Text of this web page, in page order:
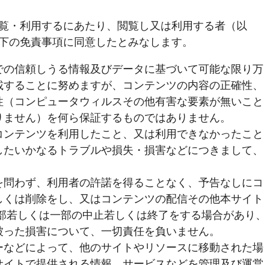
・利用するにあたり、閲覧し又は利用する者（以
の免責事項に同意したとみなします。
信頼しうる情報及びデータに基づいて可能な限り万
ることに努めますが、コンテンツの内容の正確性、
コンピュータウィルスその他有害な要素が無いこと
せん）を何ら保証するものではありません。
テンツを利用したこと、又は利用できなかったこと
いかなるトラブルや損失・損害などにつきまして、
わず、利用者の許諾を得ることなく、予告なしにコ
は削除をし、又はコンテンツの配信その他本サイト
しくは一部の中止若しくは終了をする場合があり、
た損害について、一切責任を負いません。
どによって、他のサイトやリソースに移動された場